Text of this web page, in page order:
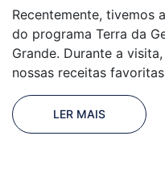
Recentemente, tivemos
do programa Terra da
Grande. Durante a
nossas receitas
LER MAIS